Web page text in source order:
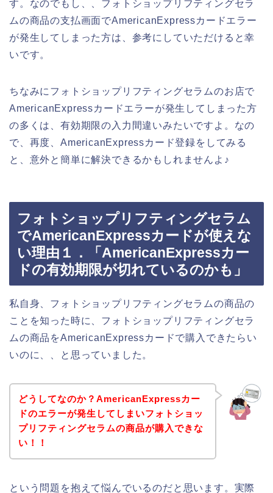
す。なのでもし、、フォトショップリフティングセラ
ムの商品の支払画面でAmericanExpressカードエラー
が発生してしまった方は、参考にしていただけると幸
いです。
ちなみにフォトショップリフティングセラムのお店で
AmericanExpressカードエラーが発生してしまった方
の多くは、有効期限の入力間違いみたいですよ。なの
で、再度、AmericanExpressカード登録をしてみる
と、意外と簡単に解決できるかもしれませんよ♪
フォトショップリフティングセラム
でAmericanExpressカードが使えな
い理由１．「AmericanExpressカー
ドの有効期限が切れているのかも」
私自身、フォトショップリフティングセラムの商品の
ことを知った時に、フォトショップリフティングセラ
ムの商品をAmericanExpressカードで購入できたらい
いのに、、と思っていました。
どうしてなのか？AmericanExpressカー
ドのエラーが発生してしまいフォトショッ
プリフティングセラムの商品が購入できな
い！！
という問題を抱えて悩んでいるのだと思います。実際